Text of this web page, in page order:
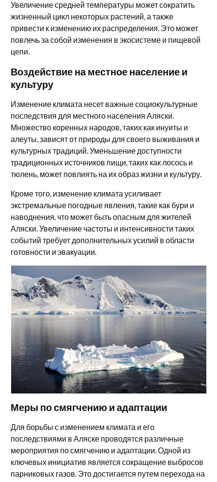
Увеличение средней температуры может сократить
жизненный цикл некоторых растений, а также
привести к изменению их распределения. Это может
повлечь за собой изменения в экосистеме и пищевой
цепи.
Воздействие на местное население и
культуру
Изменение климата несет важные социокультурные
последствия для местного населения Аляски.
Множество коренных народов, таких как инуиты и
алеуты, зависят от природы для своего выживания и
культурных традиций. Уменьшение доступности
традиционных источников пищи, таких как лосось и
тюлень, может повлиять на их образ жизни и культуру.
Кроме того, изменение климата усиливает
экстремальные погодные явления, такие как бури и
наводнения, что может быть опасным для жителей
Аляски. Увеличение частоты и интенсивности таких
событий требует дополнительных усилий в области
готовности и эвакуации.
Меры по смягчению и адаптации
Для борьбы с изменением климата и его
последствиями в Аляске проводятся различные
мероприятия по смягчению и адаптации. Одной из
ключевых инициатив является сокращение выбросов
парниковых газов. Это достигается путем перехода на